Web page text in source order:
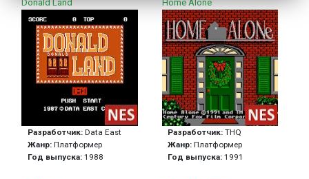
Donald Land
Разработчик: Data East
Жанр: Платформер
Год выпуска: 1988
Home Alone
Разработчик:THQ
Жанр:Платформер
Год выпуска:1991